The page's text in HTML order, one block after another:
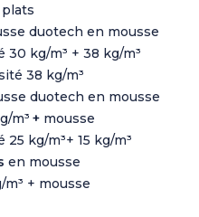
duotech en mousse
30 kg/m³ + 38 kg/m³
38 kg/m³
duotech en mousse
m³ + mousse
kg/m³+ 15 kg/m³
en mousse
+ mousse